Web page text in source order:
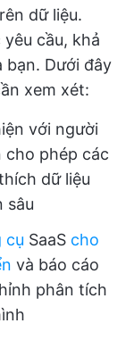
dữ liệu.
cầu, khả
bạn. Dưới đây
xem xét:
với người
cho phép các
dữ liệu
sâu
cụ SaaS cho
và báo cáo
phân tích